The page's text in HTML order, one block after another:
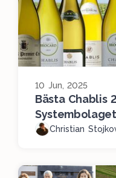
10 Jun, 2025
Bästa Chablis
Systembolaget
Christian